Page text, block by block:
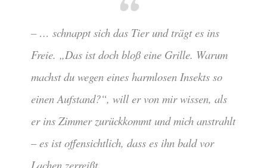
– … schnappt sich das Tier und trägt es ins
Freie. „Das ist doch bloß eine Grille. Warum
machst du wegen eines harmlosen Insekts so
einen Aufstand?“, will er von mir wissen, als
er ins Zimmer zurückkommt und mich anstrahlt
– es ist offensichtlich, dass es ihn bald vor
Lachen zerreißt.